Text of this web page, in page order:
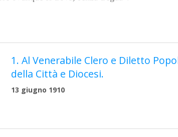
1. Al Venerabile Clero e Diletto
della Città e Diocesi.
13 giugno 1910